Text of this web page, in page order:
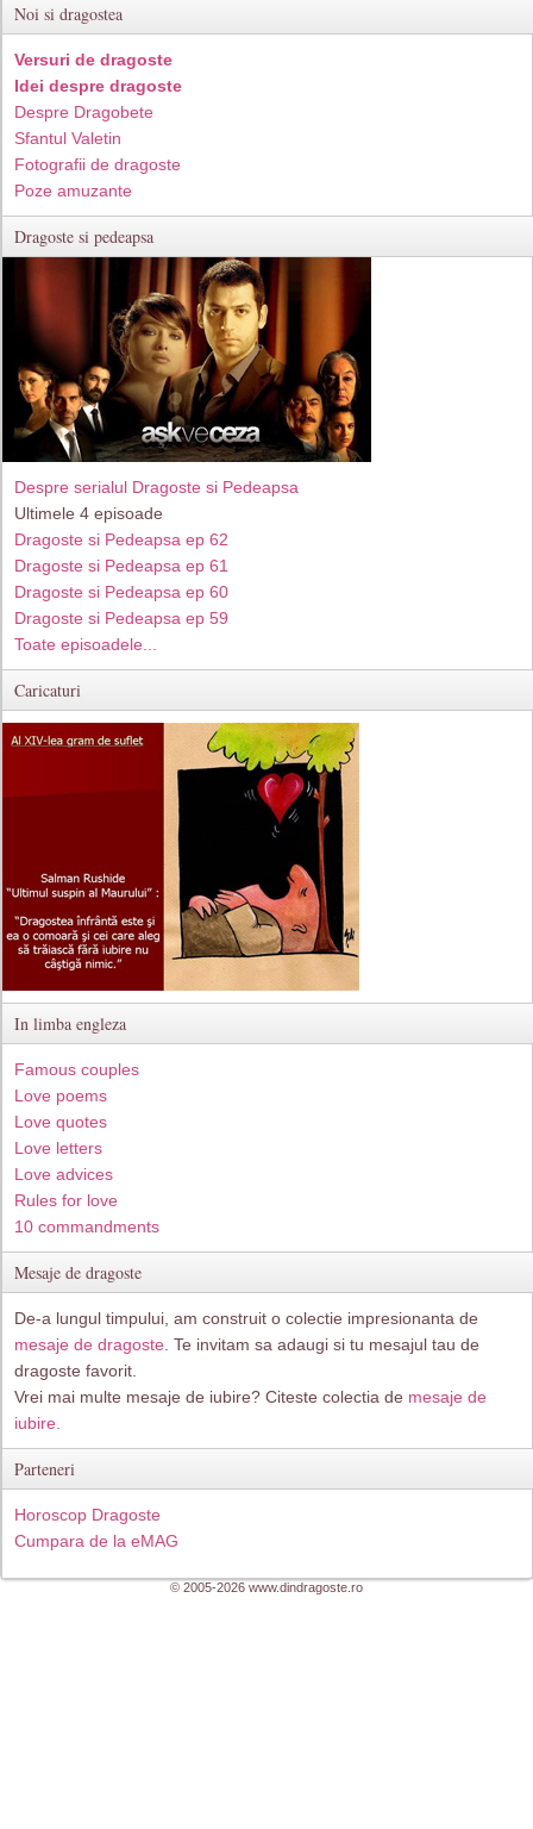
Noi si dragostea
Versuri de dragoste
Idei despre dragoste
Despre Dragobete
Sfantul Valetin
Fotografii de dragoste
Poze amuzante
Dragoste si pedeapsa
Despre serialul Dragoste si Pedeapsa
Ultimele 4 episoade
Dragoste si Pedeapsa ep 62
Dragoste si Pedeapsa ep 61
Dragoste si Pedeapsa ep 60
Dragoste si Pedeapsa ep 59
Toate episoadele...
Caricaturi
In limba engleza
Famous couples
Love poems
Love quotes
Love letters
Love advices
Rules for love
10 commandments
Mesaje de dragoste
De-a lungul timpului, am construit o colectie impresionanta de
mesaje de dragoste . Te invitam sa adaugi si tu mesajul tau de
dragoste favorit.
Vrei mai multe mesaje de iubire? Citeste colectia de mesaje de
iubire.
Parteneri
Horoscop Dragoste
Cumpara de la eMAG
© 2005-2026 www.dindragoste.ro